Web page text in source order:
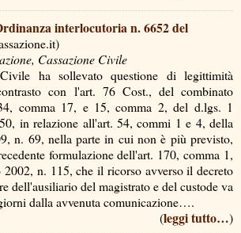
interlocutoria n. 6652 del
Cassazione Civile
ha sollevato questione di legittimità
con l'art. 76 Cost., del combinato
comma 17, e 15, comma 2, del d.lgs. 1
in relazione all'art. 54, commi 1 e 4, della
n. 69, nella parte in cui non è più previsto,
formulazione dell'art. 170, comma 1,
2002, n. 115, che il ricorso avverso il decreto
dell'ausiliario del magistrato e del custode va
dalla avvenuta comunicazione….
(leggi tutto…)